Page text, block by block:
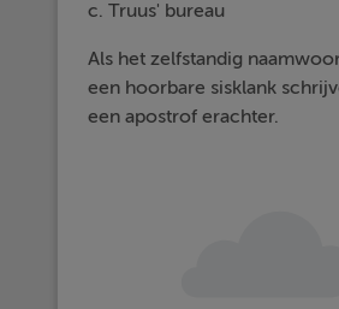
c. Truus' bureau
Als het zelfstandig
een hoorbare sisklank
een apostrof erachter.